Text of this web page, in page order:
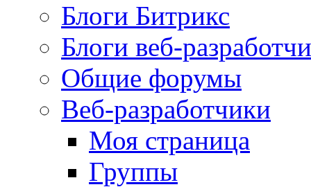
Блоги Битрикс
Блоги веб-
Общие форумы
Веб-разработчики
Моя страница
Группы